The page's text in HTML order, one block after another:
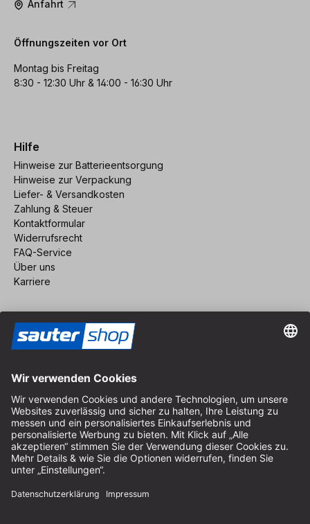
Anfahrt
Öffnungszeiten vor Ort
Montag bis Freitag
8:30 - 12:30 Uhr & 14:00 - 16:30 Uhr
Hilfe
Hinweise zur Batterieentsorgung
Hinweise zur Verpackung
Liefer- & Versandkosten
Zahlung & Steuer
Kontaktformular
Widerrufsrecht
FAQ-Service
Über uns
Karriere
Impressum
AGB
Datenschutz
Cookie-Einstellungen
© 2026 sauter GmbH